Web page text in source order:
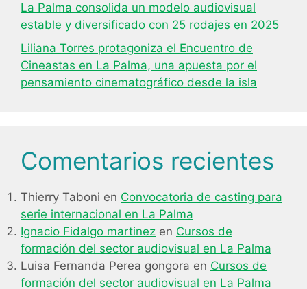
La Palma consolida un modelo audiovisual
estable y diversificado con 25 rodajes en 2025
Liliana Torres protagoniza el Encuentro de
Cineastas en La Palma, una apuesta por el
pensamiento cinematográfico desde la isla
Comentarios recientes
Thierry Taboni en Convocatoria de casting para
serie internacional en La Palma
Ignacio Fidalgo martinez en Cursos de
formación del sector audiovisual en La Palma
Luisa Fernanda Perea gongora en Cursos de
formación del sector audiovisual en La Palma